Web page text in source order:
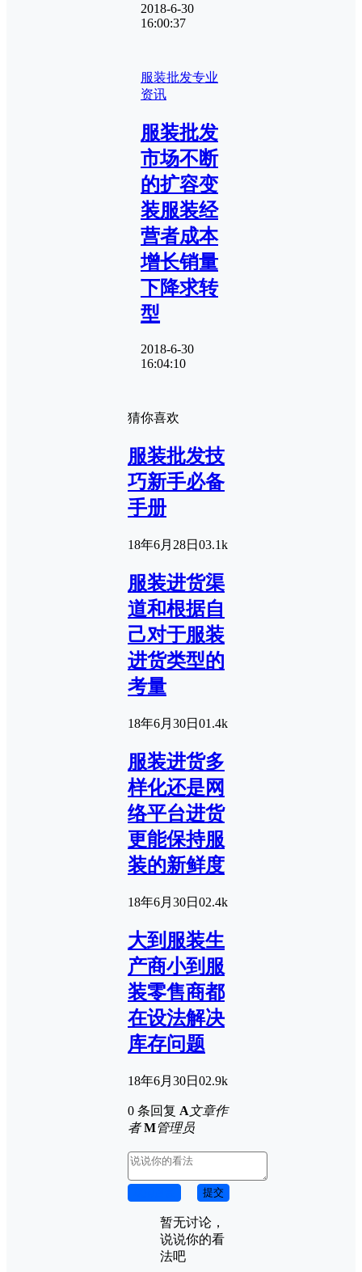
2018-6-30
16:00:37
服装批发专业
资讯
服装批发
市场不断
的扩容变
装服装经
营者成本
增长销量
下降求转
型
2018-6-30
16:04:10
猜你喜欢
服装批发技
巧新手必备
手册
18年6月28日 03.1k
服装进货渠
道和根据自
己对于服装
进货类型的
考量
18年6月30日 01.4k
服装进货多
样化还是网
络平台进货
更能保持服
装的新鲜度
18年6月30日 02.4k
大到服装生
产商小到服
装零售商都
在设法解决
库存问题
18年6月30日 02.9k
0 条回复 A文章作
者 M管理员
提交
暂无讨论，
说说你的看
法吧